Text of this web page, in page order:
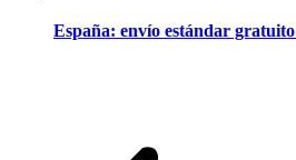
España: envío estándar gratuito